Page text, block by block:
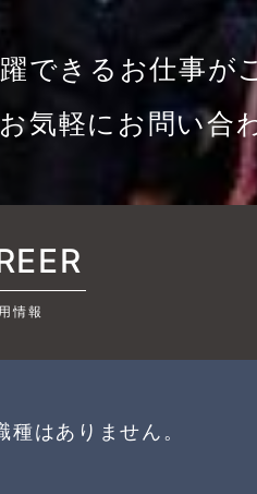
できるお仕事が
気軽にお問い合
情報
はありません。